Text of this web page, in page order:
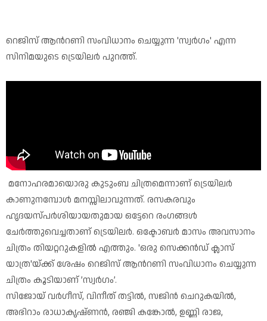
റെജിസ് ആന്‍റണി സംവിധാനം ചെയ്യുന്ന 'സ്വർഗം' എന്ന
സിനിമയുടെ ട്രെയിലർ പുറത്ത്.
മനോഹരമായൊരു കുടുംബ ചിത്രമെന്നാണ് ട്രെയിലർ
കാണുനമ്പോൾ മനസ്സിലാവുന്നത്. രസകരവും
ഹൃദയസ്പർശിയായതുമായ ഒട്ടേറെ രംഗങ്ങൾ
ചേർത്തുവെച്ചതാണ് ട്രെയിലർ. ഒക്ടോബർ മാസം അവസാനം
ചിത്രം തിയറ്ററുകളിൽ എത്തും. 'ഒരു സെക്കൻഡ് ക്ലാസ്
യാത്ര'യ്ക്ക് ശേഷം റെജിസ് ആന്‍റണി സംവിധാനം ചെയ്യുന്ന
ചിത്രം കൂടിയാണ് ’സ്വർഗം’.
സിജോയ് വർഗീസ്, വിനീത് തട്ടിൽ, സജിൻ ചെറുകയിൽ,
അഭിറാം രാധാകൃഷ്ണൻ, രഞ്ജി കങ്കോൽ, ഉണ്ണി രാജ,